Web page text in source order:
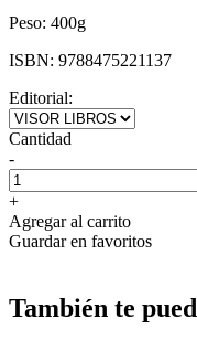
Peso: 400g
ISBN: 9788475221137
Editorial:
Cantidad
-
+
Agregar al carrito
Guardar en favoritos
También te